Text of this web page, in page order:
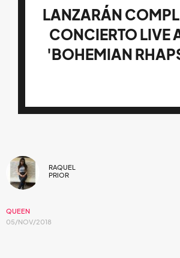
LANZARÁN
CONCIERTO LIVE
'BOHEMIAN
RAQUEL
PRIOR
QUEEN
05/NOV/2018